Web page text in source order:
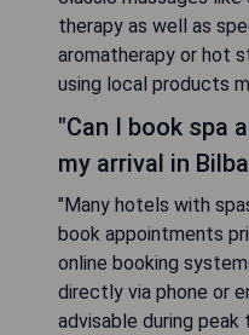
therapy as well as
aromatherapy or hot
using local products
"Can I book spa
my arrival in
"Many hotels with
book appointments
online booking
directly via phone or
advisable during